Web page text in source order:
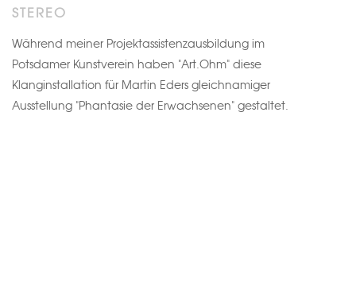
STEREO
Während meiner Projektassistenzausbildung im
Potsdamer Kunstverein haben "Art.Ohm" diese
Klanginstallation für Martin Eders gleichnamiger
Ausstellung "Phantasie der Erwachsenen" gestaltet.